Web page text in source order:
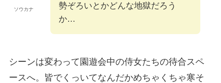
ソウカナ
勢ぞろいとかどんな地獄だろう
か…
シーンは変わって園遊会中の侍女たちの待合スペ
ースへ。皆でくっいてなんだかめちゃくちゃ寒そ